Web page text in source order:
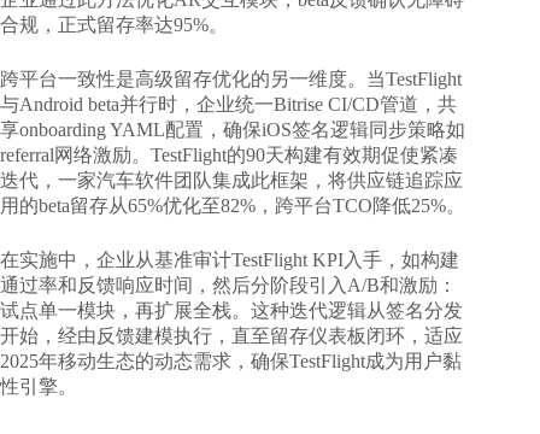
合规，正式留存率达95%。
跨平台一致性是高级留存优化的另一维度。当TestFlight
与Android beta并行时，企业统一Bitrise CI/CD管道，共
享onboarding YAML配置，确保iOS签名逻辑同步策略如
referral网络激励。TestFlight的90天构建有效期促使紧凑
迭代，一家汽车软件团队集成此框架，将供应链追踪应
用的beta留存从65%优化至82%，跨平台TCO降低25%。
在实施中，企业从基准审计TestFlight KPI入手，如构建
通过率和反馈响应时间，然后分阶段引入A/B和激励：
试点单一模块，再扩展全栈。这种迭代逻辑从签名分发
开始，经由反馈建模执行，直至留存仪表板闭环，适应
2025年移动生态的动态需求，确保TestFlight成为用户黏
性引擎。